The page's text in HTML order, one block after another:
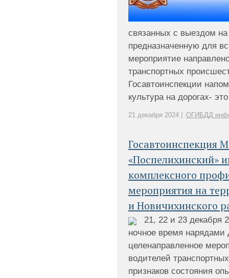
связанных с выездом
предназначенную для
мероприятие
транспортных
Госавтоинспекции
культура на дорогах-
21 декабря 2024 | ОГИБДД
Госавтоинспекция
«Поспелихинский»
комплексного
мероприятия на
и Новичихинского
21, 22 и 23 декабря
ночное время
целенаправленное
водителей
признаков состояния